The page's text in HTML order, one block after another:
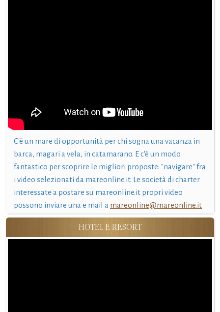
C'è un mare di opportunità per chi sogna una vacanza in
barca, magari a vela, in catamarano. E c'è un modo
fantastico per scoprire le migliori proposte: "navigare" fra
i video selezionati da mareonline.it. Le società di charter
interessate a postare su mareonline.it propri video
possono inviare una e mail a mareonline@mareonline.it
HOTEL E RESORT